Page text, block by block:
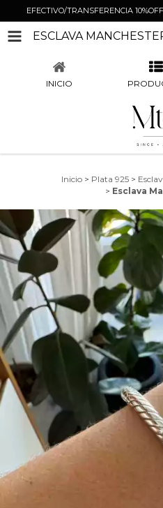
EFECTIVO/TRANSFERENCIA
ESCLAVA
INICIO
Inicio > Plata 925 >
> Esclava